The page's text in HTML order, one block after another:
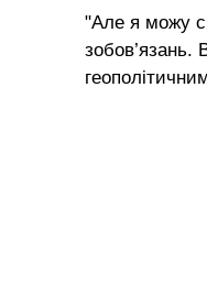
"Але я можу
зобов’язань.